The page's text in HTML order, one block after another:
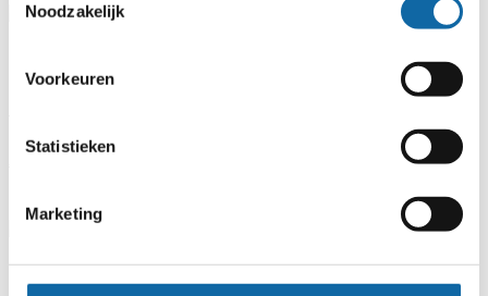
Noodzakelijk
Voorkeuren
Statistieken
Marketing
0172 - 42 70 73